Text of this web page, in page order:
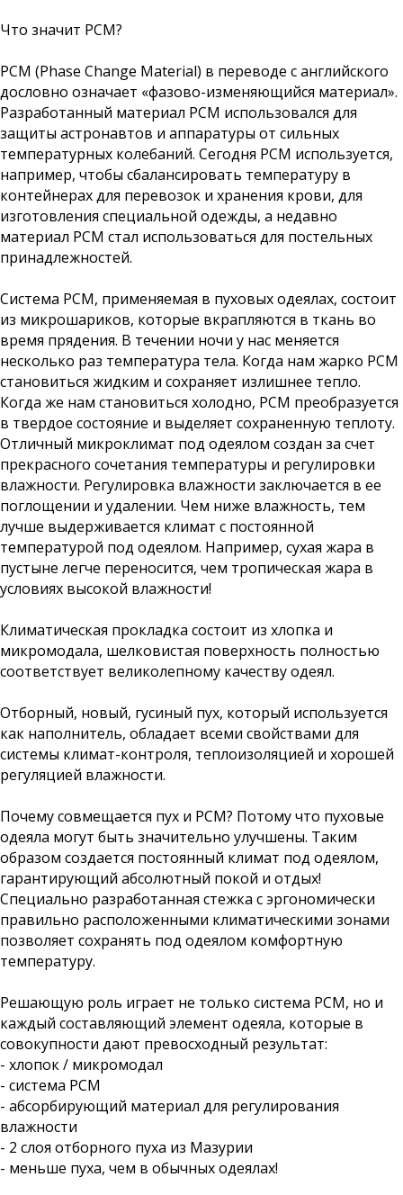
Что значит РСМ?
РСМ (Phase Change Material) в переводе с английского
дословно означает «фазово-изменяющийся материал».
Разработанный материал РСМ использовался для
защиты астронавтов и аппаратуры от сильных
температурных колебаний. Сегодня РСМ используется,
например, чтобы сбалансировать температуру в
контейнерах для перевозок и хранения крови, для
изготовления специальной одежды, а недавно
материал РСМ стал использоваться для постельных
принадлежностей.
Система РСМ, применяемая в пуховых одеялах, состоит
из микрошариков, которые вкрапляются в ткань во
время прядения. В течении ночи у нас меняется
несколько раз температура тела. Когда нам жарко РСМ
становиться жидким и сохраняет излишнее тепло.
Когда же нам становиться холодно, РСМ преобразуется
в твердое состояние и выделяет сохраненную теплоту.
Отличный микроклимат под одеялом создан за счет
прекрасного сочетания температуры и регулировки
влажности. Регулировка влажности заключается в ее
поглощении и удалении. Чем ниже влажность, тем
лучше выдерживается климат с постоянной
температурой под одеялом. Например, сухая жара в
пустыне легче переносится, чем тропическая жара в
условиях высокой влажности!
Климатическая прокладка состоит из хлопка и
микромодала, шелковистая поверхность полностью
соответствует великолепному качеству одеял.
Отборный, новый, гусиный пух, который используется
как наполнитель, обладает всеми свойствами для
системы климат-контроля, теплоизоляцией и хорошей
регуляцией влажности.
Почему совмещается пух и РСМ? Потому что пуховые
одеяла могут быть значительно улучшены. Таким
образом создается постоянный климат под одеялом,
гарантирующий абсолютный покой и отдых!
Специально разработанная стежка с эргономически
правильно расположенными климатическими зонами
позволяет сохранять под одеялом комфортную
температуру.
Решающую роль играет не только система РСМ, но и
каждый составляющий элемент одеяла, которые в
совокупности дают превосходный результат:
- хлопок / микромодал
- система РСМ
- абсорбирующий материал для регулирования
влажности
- 2 слоя отборного пуха из Мазурии
- меньше пуха, чем в обычных одеялах!